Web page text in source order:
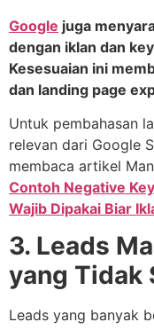
Google juga
dengan iklan dan
Kesesuaian ini
dan landing page
Untuk pembahasan
relevan dari Google
membaca artikel
Contoh Negative
Wajib Dipakai Biar
3. Leads
yang Tidak
Leads yang banyak